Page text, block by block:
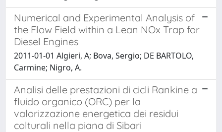
Numerical and Experimental Analysis of
the Flow Field within a Lean NOx Trap for
Diesel Engines
2011-01-01 Algieri, A; Bova, Sergio; DE BARTOLO,
Carmine; Nigro, A.
Analisi delle prestazioni di cicli Rankine a
fluido organico (ORC) per la
valorizzazione energetica dei residui
colturali nella piana di Sibari